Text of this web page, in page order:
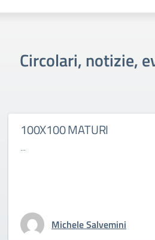
Circolari, notizie,
100X100 MATURI
...
Michele Salvemini